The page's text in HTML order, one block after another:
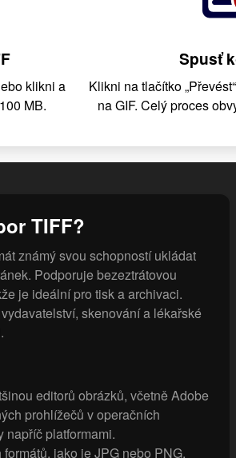
klikni a
MB.
Spusť
Klikni na tlačítko
na GIF. Celý proces
TIFF?
známý svou schopností ukládat
Podporuje bezeztrátovou
je ideální pro tisk a archivaci.
skenování a lékařské
editorů obrázků, včetně Adobe
prohlížečů v operačních
napříč platformami.
jako je JPG nebo PNG,